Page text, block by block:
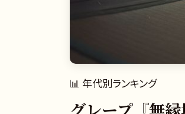
📊 年代別ランキング